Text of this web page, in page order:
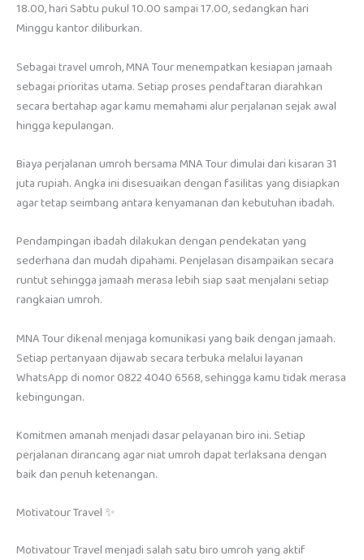
18.00, hari Sabtu pukul 10.00 sampai 17.00, sedangkan hari
Minggu kantor diliburkan.
Sebagai travel umroh, MNA Tour menempatkan kesiapan jamaah
sebagai prioritas utama. Setiap proses pendaftaran diarahkan
secara bertahap agar kamu memahami alur perjalanan sejak awal
hingga kepulangan.
Biaya perjalanan umroh bersama MNA Tour dimulai dari kisaran 31
juta rupiah. Angka ini disesuaikan dengan fasilitas yang disiapkan
agar tetap seimbang antara kenyamanan dan kebutuhan ibadah.
Pendampingan ibadah dilakukan dengan pendekatan yang
sederhana dan mudah dipahami. Penjelasan disampaikan secara
runtut sehingga jamaah merasa lebih siap saat menjalani setiap
rangkaian umroh.
MNA Tour dikenal menjaga komunikasi yang baik dengan jamaah.
Setiap pertanyaan dijawab secara terbuka melalui layanan
WhatsApp di nomor 0822 4040 6568, sehingga kamu tidak merasa
kebingungan.
Komitmen amanah menjadi dasar pelayanan biro ini. Setiap
perjalanan dirancang agar niat umroh dapat terlaksana dengan
baik dan penuh ketenangan.
Motivatour Travel ✨
Motivatour Travel menjadi salah satu biro umroh yang aktif